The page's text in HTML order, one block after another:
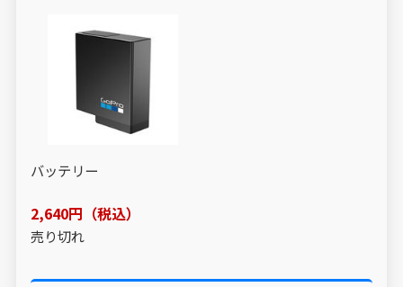
バッテリー
2,640円（税込）
売り切れ